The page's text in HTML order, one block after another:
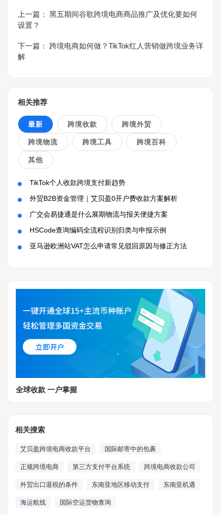
上一篇： 黑五期间谷歌跨境电商商品推广及优化要如何
设置？
下一篇：
跨境电商如何做？TikTok红人营销做跨境业务详
解
相关推荐
最新 跨境收款 跨境外贸
跨境物流 跨境工具 跨境百科
其他
TikTok个人收款跨境支付新趋势
外贸B2B资金管理｜艾贝盈0开户费收款方案解析
广交会易捷通是什么展期物流与报关便捷方案
HSCode查询编码全流程识别归类与申报示例
亚马逊欧洲站VAT怎么申请常见驳回原因与修正方法
全球收款 一户掌握
相关搜索
艾贝盈跨境电商收款平台 国际邮寄中的包裹
正规跨境电商 第三方支付平台系统 跨境电商收款公司
外贸出口退税的条件 东南亚地区移动支付 东南亚机遇
海运航线 国际空运货物查询